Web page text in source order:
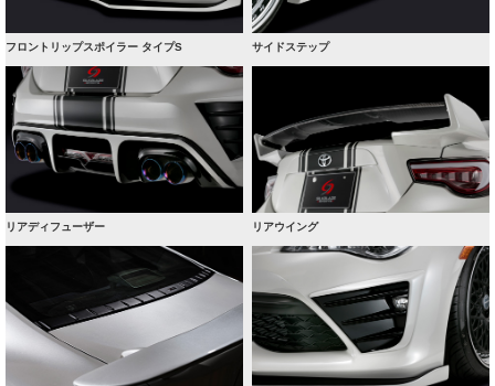
フロントリップスポイラー タイプS サイドステップ
リアディフューザー リアウイング